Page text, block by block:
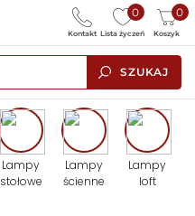
SZUKAJ
0
Lista życzeń
0
Koszyk
Kontakt
Lampy
stołowe
Lampy
ścienne
Lampy
loft